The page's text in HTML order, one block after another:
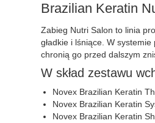
Brazilian Keratin
Zabieg Nutri Salon to linia
gładkie i lśniące. W
chronią go przed dalszym
W skład zestawu
Novex Brazilian Keratin
Novex Brazilian Keratin
Novex Brazilian Keratin